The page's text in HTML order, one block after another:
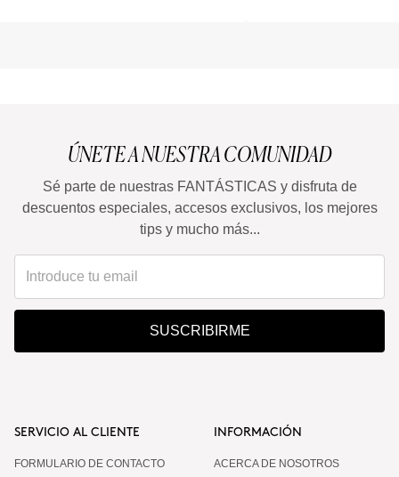
ÚNETE A NUESTRA COMUNIDAD
Sé parte de nuestras FANTÁSTICAS y disfruta de
descuentos especiales, accesos exclusivos, los mejores
tips y mucho más...
SUSCRIBIRME
SERVICIO AL CLIENTE
FORMULARIO DE CONTACTO
INFORMACIÓN
ACERCA DE NOSOTROS